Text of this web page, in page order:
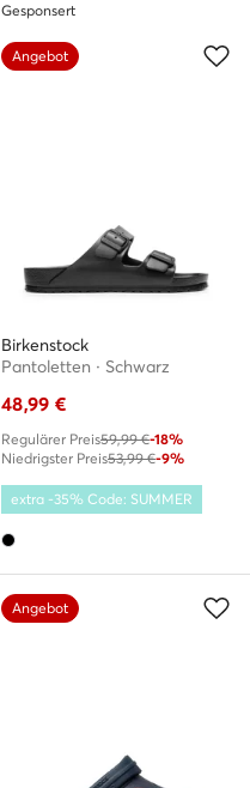
Gesponsert
Angebot
Birkenstock
Pantoletten · Schwarz
48,99 €
Regulärer Preis59,99 €-18%
Niedrigster Preis53,99 €-9%
extra -35% Code: SUMMER
Angebot